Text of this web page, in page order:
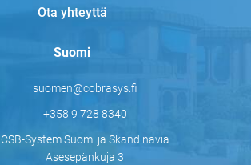
Ota yhteyttä
Suomi
suomen@cobrasys.fi
+358 9 728 8340
CSB-System Suomi ja Skandinavia
Asesepänkuja 3